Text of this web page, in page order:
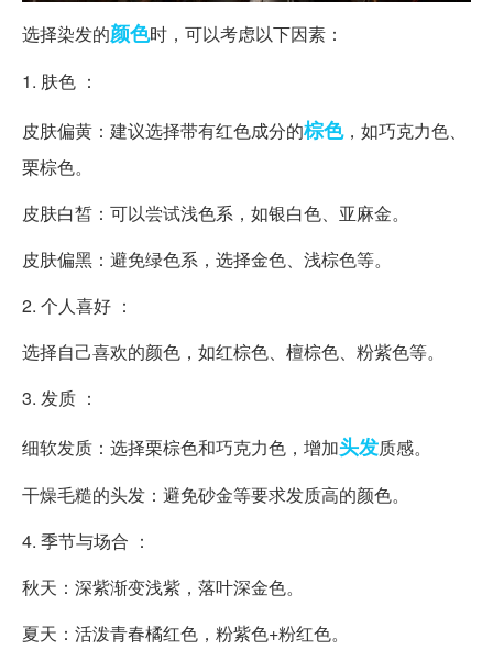
选择染发的颜色时，可以考虑以下因素：
1. 肤色 ：
皮肤偏黄：建议选择带有红色成分的棕色，如巧克力色、
栗棕色。
皮肤白皙：可以尝试浅色系，如银白色、亚麻金。
皮肤偏黑：避免绿色系，选择金色、浅棕色等。
2. 个人喜好 ：
选择自己喜欢的颜色，如红棕色、檀棕色、粉紫色等。
3. 发质 ：
细软发质：选择栗棕色和巧克力色，增加头发质感。
干燥毛糙的头发：避免砂金等要求发质高的颜色。
4. 季节与场合 ：
秋天：深紫渐变浅紫，落叶深金色。
夏天：活泼青春橘红色，粉紫色+粉红色。